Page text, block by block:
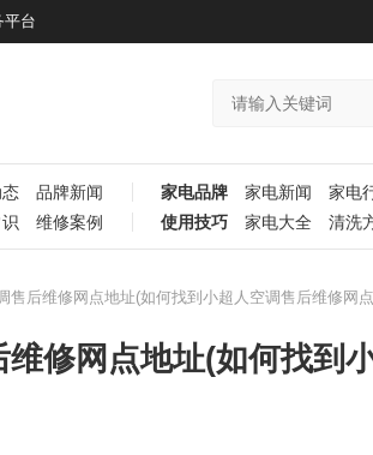
平台
品牌新闻 家电品牌 家电新闻 家电
维修案例 使用技巧 家电大全 清洗
售后维修网点地址(如何找到小超人空调售后维修网
修网点地址(如何找到